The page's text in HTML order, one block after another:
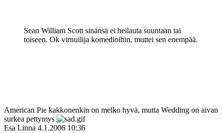
Sean William Scott sinänsä ei heilauta suuntaan tai
toiseen. Ok virnuilija komedioihin, muttei sen enempää.
American Pie kakkonenkin on melko hyvä, mutta Wedding on aivan
surkea pettymys
Esa Linna 4.1.2006 10:36